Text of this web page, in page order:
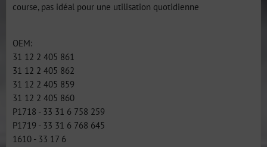
course, pas idéal pour une utilisation quotidienne
OEM:
31 12 2 405 861
31 12 2 405 862
31 12 2 405 859
31 12 2 405 860
P1718 - 33 31 6 758 259
P1719 - 33 31 6 768 645
1610 - 33 17 6